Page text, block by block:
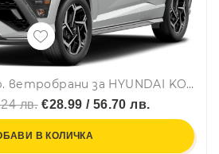
Комплект от 4бр. ветробрани за HYUNDAI KONA II 2023 г. +
лв.€28.99 / 56.70 лв.
В КОЛИЧКА